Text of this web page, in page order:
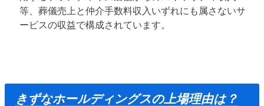
等、葬儀売上と仲介手数料収入いずれにも属さないサ
ービスの収益で構成されています。
きずなホールディングスの上場理由は？